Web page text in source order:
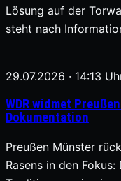
Lösung auf der
steht nach
29.07.2026 · 14:13
WDR widmet
Dokumentation
Preußen Münster
Rasens in den